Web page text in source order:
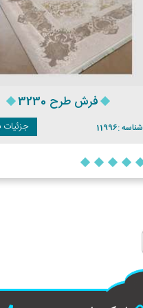
فرش طرح 3230
شناسه :11996 جزئیات